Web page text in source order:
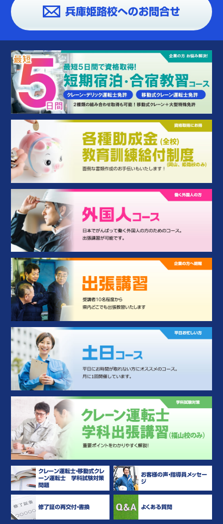
兵庫姫路校へのお問合せ
クレーン運転士・移動式クレ
ーン運転士 学科試験対策
問題
お客様の声・指導員メッセー
ジ
修了証の再交付・書換 よくある質問